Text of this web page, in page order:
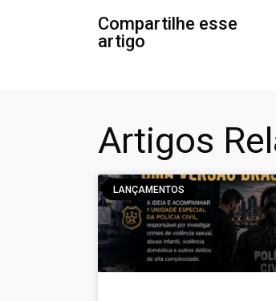
Compartilhe esse
artigo
Artigos
LANÇAMENTOS